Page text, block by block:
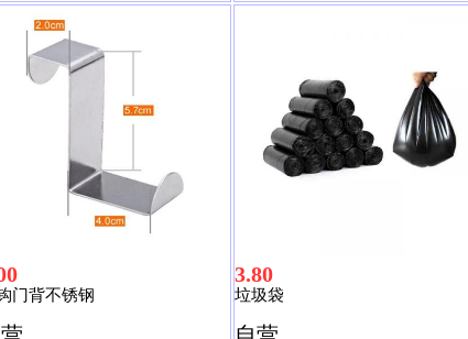
门背不锈钢
3.80
垃圾袋